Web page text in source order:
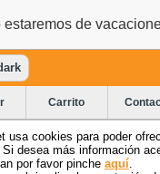
de
Carrito
usa cookies para poder
desea más información
por favor pinche aquí